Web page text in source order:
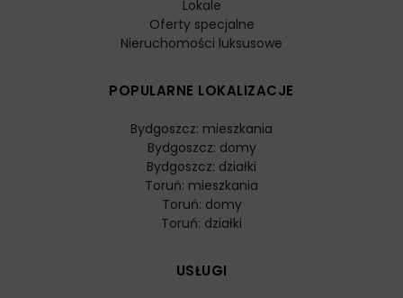
Lokale
Oferty specjalne
Nieruchomości luksusowe
POPULARNE LOKALIZACJE
Bydgoszcz: mieszkania
Bydgoszcz: domy
Bydgoszcz: działki
Toruń: mieszkania
Toruń: domy
Toruń: działki
USŁUGI